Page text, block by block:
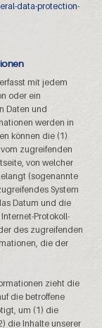
data-protection-
mit jedem
oder ein
Daten und
werden in
können die (1)
zugreifenden
von welcher
(sogenannte
System
Datum und die
Protokoll-
des zugreifenden
die der
zieht die
die betroffene
um (1) die
die Inhalte unserer